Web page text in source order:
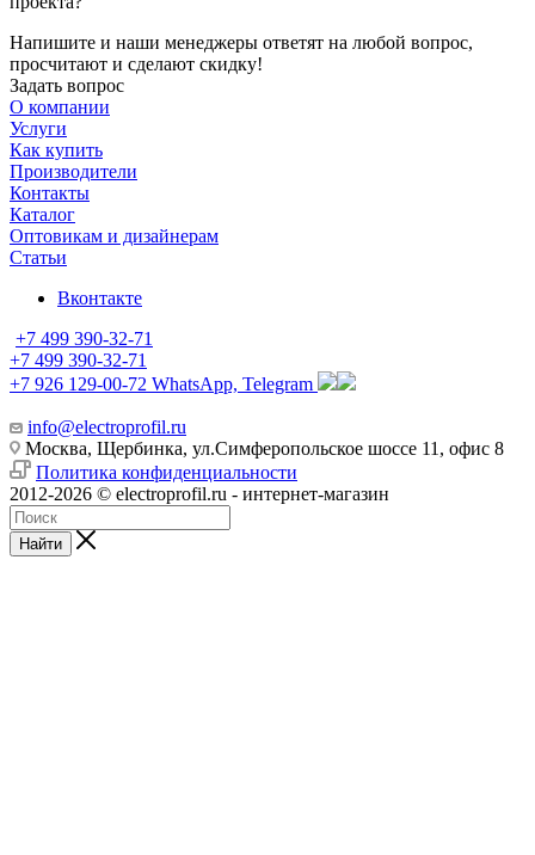
Напишите и наши менеджеры ответят на любой вопрос,
просчитают и сделают скидку!
Задать вопрос
О компании
Услуги
Как купить
Производители
Контакты
Каталог
Оптовикам и дизайнерам
Статьи
Вконтакте
+7 499 390-32-71
+7 499 390-32-71
+7 926 129-00-72 WhatsApp, Telegram
info@electroprofil.ru
Москва, Щербинка, ул.Симферопольское шоссе 11, офис 8
Политика конфиденциальности
2012-2026 © electroprofil.ru - интернет-магазин
Найти